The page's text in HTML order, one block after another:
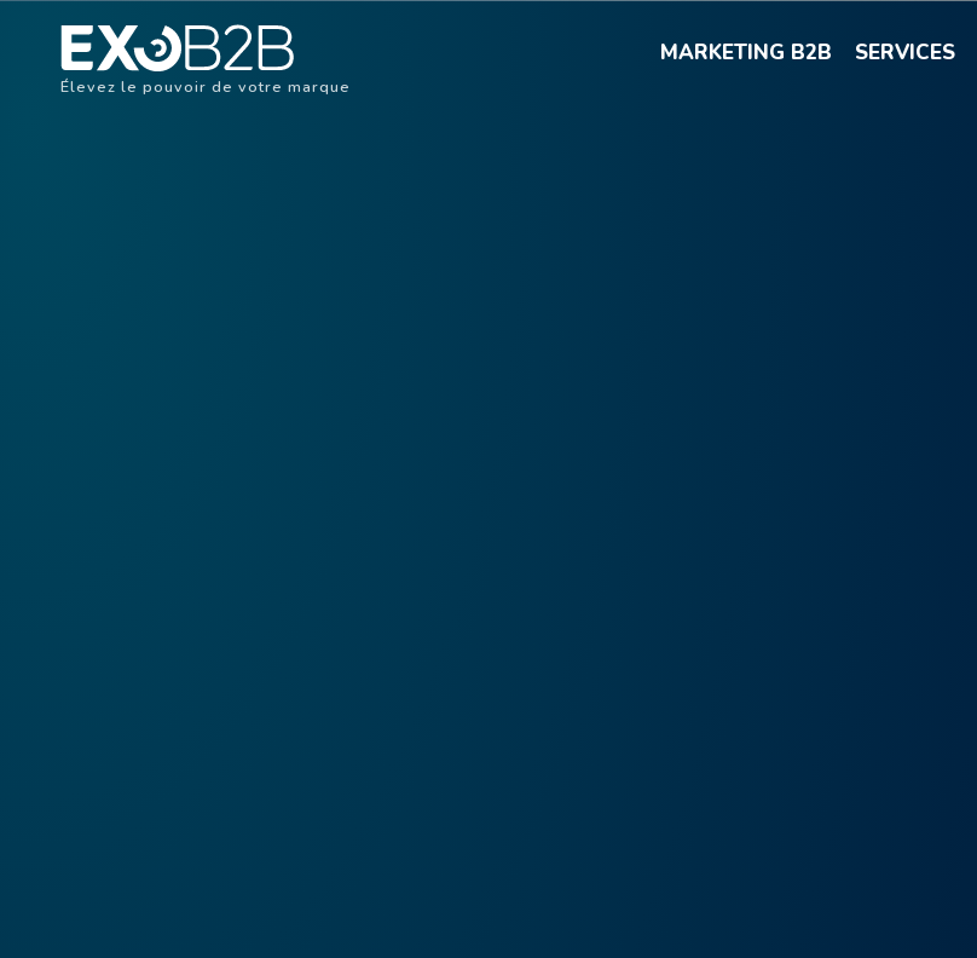
Élevez le pouvoir de votre marque
MARKETING B2B SERVICES